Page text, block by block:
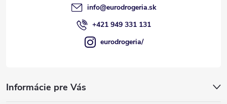
Informácie pre Vás
info@eurodrogeria.sk
+421 949 331 131
eurodrogeria/